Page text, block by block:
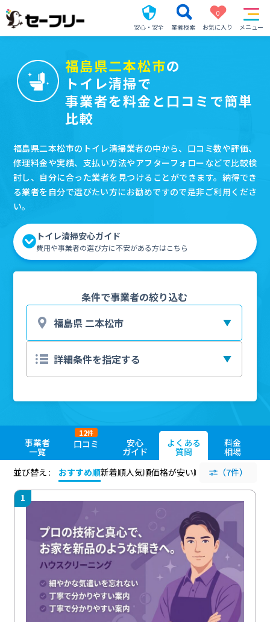
安心・安全 業者検索
0
お気に入り
メニュー
福島県二本松市の
トイレ清掃で
事業者を料金と口コミで簡単
比較
福島県二本松市のトイレ清掃業者の中から、口コミ数や評価、
修理料金や実績、支払い方法やアフターフォローなどで比較検
討し、自分に合った業者を見つけることができます。納得でき
る業者を自分で選びたい方にお勧めですので是非ご利用くださ
い。
トイレ清掃安心ガイド
費用や事業者の選び方に不安がある方はこちら
条件で事業者の絞り込む
事業者
一覧
口コミ
12件
安心
ガイド
よくある
質問
料金
相場
並び替え :
おすすめ順新着順人気順価格が安い順 評価が高い順
（7件）
1